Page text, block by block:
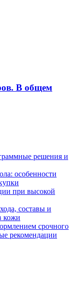
В общем
решения и
особенности
при высокой
составы и
кожи
срочного
рекомендации